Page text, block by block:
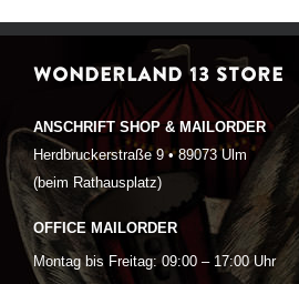
WONDERLAND 13 STORE
ANSCHRIFT SHOP & MAILORDER
Herdbruckerstraße 9 • 89073 Ulm
(beim Rathausplatz)
OFFICE MAILORDER
Montag bis Freitag: 09:00 – 17:00 Uhr